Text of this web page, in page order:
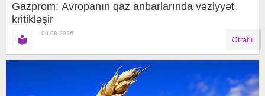
Gazprom: Avropanın qaz anbarlarında vəziyyət
kritikləşir
08.08.2026
Ətraflı